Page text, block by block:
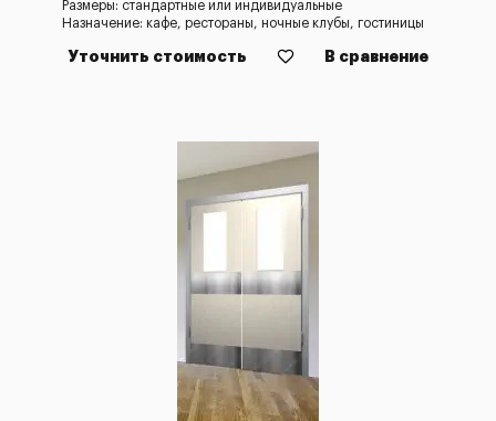
Размеры: стандартные или индивидуальные
Назначение: кафе, рестораны, ночные клубы, гостиницы
Уточнить стоимость В сравнение